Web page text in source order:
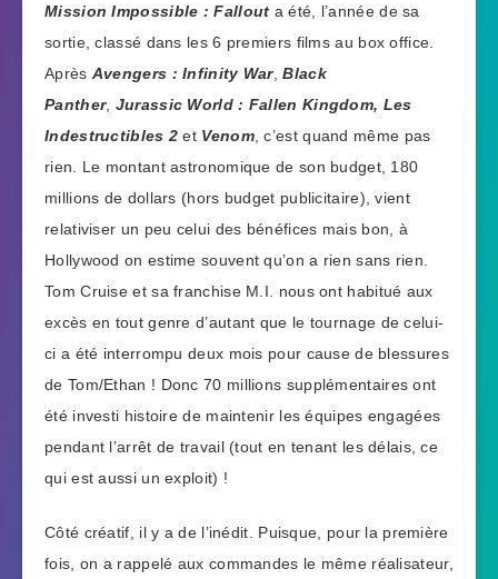
Mission Impossible : Fallout a été, l’année de sa
sortie, classé dans les 6 premiers films au box office.
Après Avengers : Infinity War,Black
Panther, Jurassic World : Fallen Kingdom, Les
Indestructibles 2 et Venom, c’est quand même pas
rien. Le montant astronomique de son budget, 180
millions de dollars (hors budget publicitaire), vient
relativiser un peu celui des bénéfices mais bon, à
Hollywood on estime souvent qu’on a rien sans rien.
Tom Cruise et sa franchise M.I. nous ont habitué aux
excès en tout genre d’autant que le tournage de celui-
ci a été interrompu deux mois pour cause de blessures
de Tom/Ethan ! Donc 70 millions supplémentaires ont
été investi histoire de maintenir les équipes engagées
pendant l’arrêt de travail (tout en tenant les délais, ce
qui est aussi un exploit) !
Côté créatif, il y a de l’inédit. Puisque, pour la première
fois, on a rappelé aux commandes le même réalisateur,